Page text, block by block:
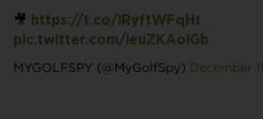
🎥
https://t.co/lRyftWFqHt
pic.twitter.com/leuZKAolGb
MYGOLFSPY (@MyGolfSpy) December